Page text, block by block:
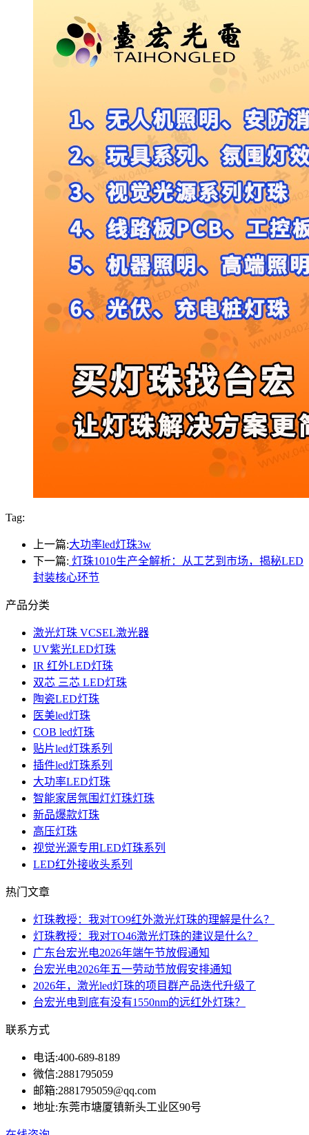
Tag:
上一篇:大功率led灯珠3w
下一篇: 灯珠1010生产全解析：从工艺到市场，揭秘LED
封装核心环节
产品分类
激光灯珠 VCSEL激光器
UV紫光LED灯珠
IR 红外LED灯珠
双芯 三芯 LED灯珠
陶瓷LED灯珠
医美led灯珠
COB led灯珠
贴片led灯珠系列
插件led灯珠系列
大功率LED灯珠
智能家居氛围灯灯珠灯珠
新品爆款灯珠
高压灯珠
视觉光源专用LED灯珠系列
LED红外接收头系列
热门文章
灯珠教授：我对TO9红外激光灯珠的理解是什么？
灯珠教授：我对TO46激光灯珠的建议是什么？
广东台宏光电2026年端午节放假通知
台宏光电2026年五一劳动节放假安排通知
2026年，激光led灯珠的项目群产品迭代升级了
台宏光电到底有没有1550nm的远红外灯珠？
联系方式
电话:400-689-8189
微信:2881795059
邮箱:2881795059@qq.com
地址:东莞市塘厦镇新头工业区90号